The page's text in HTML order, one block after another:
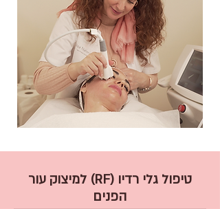
טיפול גלי רדיו (RF) למיצוק עור
הפנים